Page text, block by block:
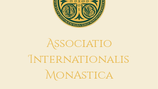
Associatio
Internationalis
MonAstica